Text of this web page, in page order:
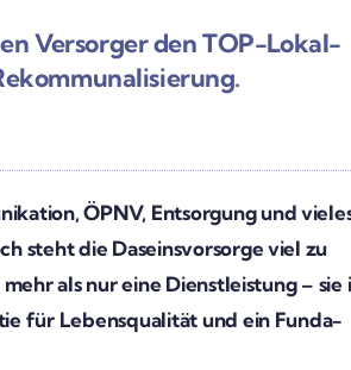
Versorger den TOP-Lokal­­
ÖPNV, Entsor­gung und
steht die Daseins­vor­sorge viel zu
als nur eine Dienst­leis­tung – sie
für Lebens­qua­lität und ein Funda­